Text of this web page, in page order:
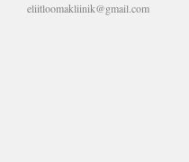
eliitloomakliinik@gmail.com